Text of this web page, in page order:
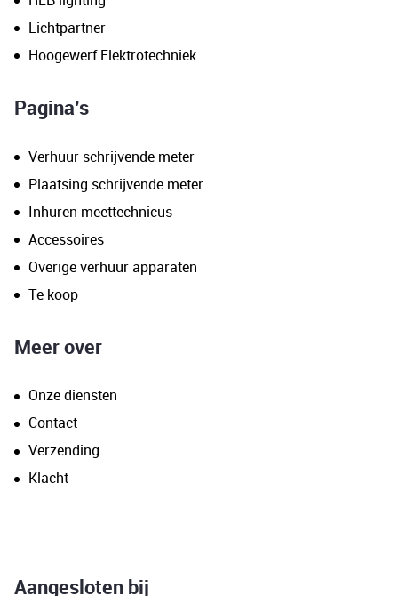
Lichtpartner
Hoogewerf Elektrotechniek
Pagina’s
Verhuur schrijvende meter
Plaatsing schrijvende meter
Inhuren meettechnicus
Accessoires
Overige verhuur apparaten
Te koop
Meer over
Onze diensten
Contact
Verzending
Klacht
Aangesloten bij